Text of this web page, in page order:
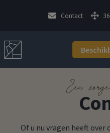
Contact
Een
Of u nu vragen heeft